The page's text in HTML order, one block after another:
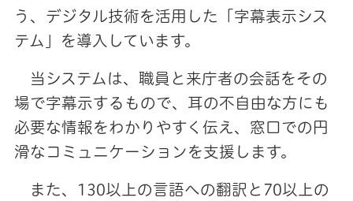
う、デジタル技術を活用した「字幕表示シス
テム」を導入しています。
当システムは、職員と来庁者の会話をその
場で字幕示するもので、耳の不自由な方にも
必要な情報をわかりやすく伝え、窓口での円
滑なコミュニケーションを支援します。
また、130以上の言語への翻訳と70以上の